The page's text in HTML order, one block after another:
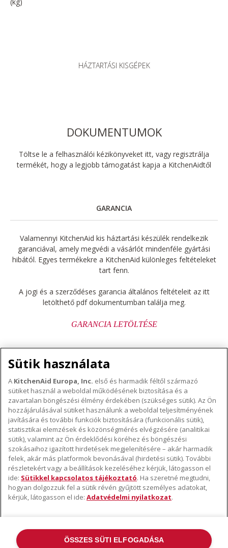
(kg)
HÁZTARTÁSI KISGÉPEK
DOKUMENTUMOK
Töltse le a felhasználói kézikönyveket itt, vagy regisztrálja
termékét, hogy a legjobb támogatást kapja a KitchenAidtől
GARANCIA
Valamennyi KitchenAid kis háztartási készülék rendelkezik
garanciával, amely megvédi a vásárlót mindenféle gyártási
hibától. Egyes termékekre a KitchenAid különleges feltételeket
tart fenn.
A jogi és a szerződéses garancia általános feltételeit az itt
letölthető pdf dokumentumban találja meg.
GARANCIA LETÖLTÉSE
A KITCHENAID MÁRKÁRÓL
A márka lényege
A márka története
ODR
TÁMOGATÁS
Hol lehet megvenni
Garancia és dokumentumok
Ügyfélszolgálat
KÖVESSEN BENNÜNKET
©2022 Minden jog fenntartva. A KitchenAid és a robotgép kialakítása az
Sütik használata
A KitchenAid Europa, Inc. első és harmadik féltől származó
sütiket használ a weboldal működésének biztosítása és a
zavartalan böngészési élmény érdekében (szükséges sütik). Az Ön
hozzájárulásával sütiket használunk a weboldal teljesítményének
javítására és további funkciók biztosítására (funkcionális sütik),
statisztikai elemzések és közönségmérés elvégzésére (analitikai
sütik), valamint az Ön érdeklődési köréhez és böngészési
szokásaihoz igazított hirdetések megjelenítésére – akár harmadik
felek, akár más platformok bevonásával (hirdetési sütik). További
részletekért vagy a beállítások kezeléséhez kérjük, látogasson el
ide: Sütikkel kapcsolatos tájékoztató. Ha szeretné megtudni,
hogyan dolgozzuk fel a sütik révén gyűjtött személyes adatokat,
kérjük, látogasson el ide: Adatvédelmi nyilatkozat.
ÖSSZES SÜTI ELFOGADÁSA